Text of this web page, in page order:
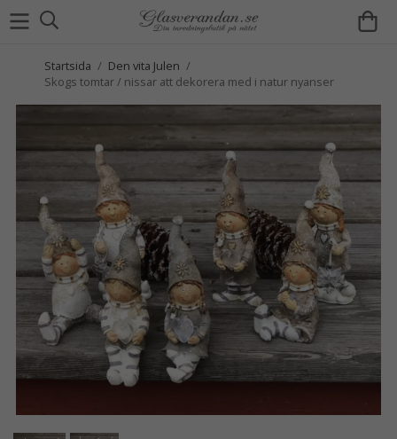
Startsida / Den vita Julen /
Skogs tomtar / nissar att dekorera med i natur nyanser